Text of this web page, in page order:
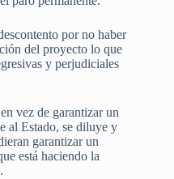
por no haber
del proyecto lo que
y perjudiciales
vez de garantizar un
al Estado, se diluye y
garantizar un
está haciendo la